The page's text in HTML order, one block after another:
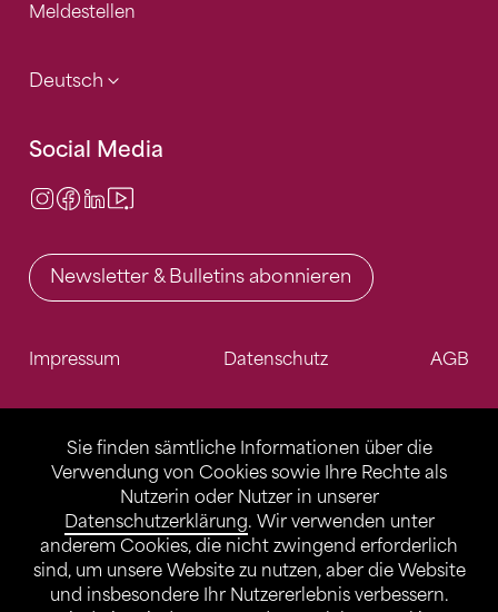
Sie finden sämtliche Informationen über die
Verwendung von Cookies sowie Ihre Rechte als
Nutzerin oder Nutzer in unserer
Datenschutzerklärung. Wir verwenden unter
anderem Cookies, die nicht zwingend erforderlich
sind, um unsere Website zu nutzen, aber die Website
und insbesondere Ihr Nutzererlebnis verbessern.
Meldestellen
Deutsch
Social Media
Instagram
Facebook
LinkedIn
Newsletter & Bulletins abonnieren
Impressum Datenschutz AGB